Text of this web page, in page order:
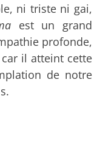
ni triste ni gai,
est un grand
profonde,
il atteint cette
de notre